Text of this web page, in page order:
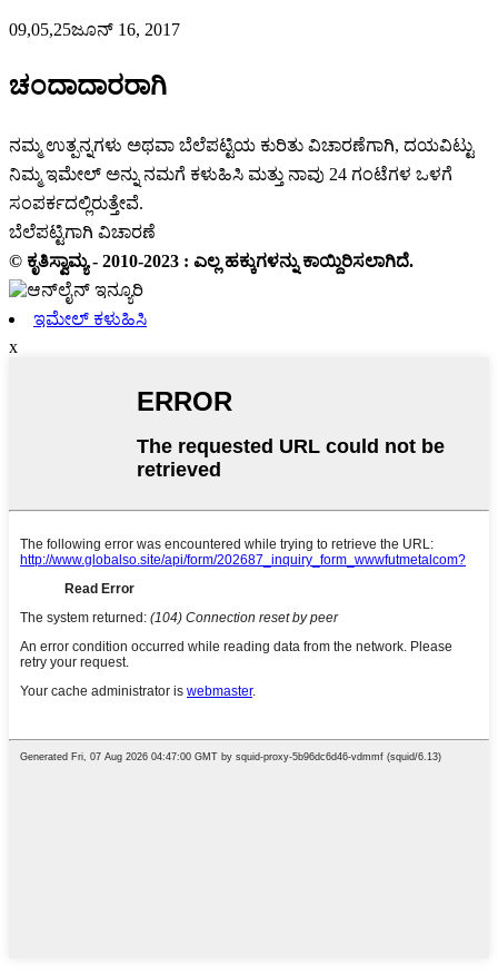
09,05,25ಜೂನ್ 16, 2017
ಚಂದಾದಾರರಾಗಿ
ನಮ್ಮ ಉತ್ಪನ್ನಗಳು ಅಥವಾ ಬೆಲೆಪಟ್ಟಿಯ ಕುರಿತು ವಿಚಾರಣೆಗಾಗಿ, ದಯವಿಟ್ಟು
ನಿಮ್ಮ ಇಮೇಲ್ ಅನ್ನು ನಮಗೆ ಕಳುಹಿಸಿ ಮತ್ತು ನಾವು 24 ಗಂಟೆಗಳ ಒಳಗೆ
ಸಂಪರ್ಕದಲ್ಲಿರುತ್ತೇವೆ.
ಬೆಲೆಪಟ್ಟಿಗಾಗಿ ವಿಚಾರಣೆ
© ಕೃತಿಸ್ವಾಮ್ಯ - 2010-2023 : ಎಲ್ಲ ಹಕ್ಕುಗಳನ್ನು ಕಾಯ್ದಿರಿಸಲಾಗಿದೆ.
ಇಮೇಲ್ ಕಳುಹಿಸಿ
x